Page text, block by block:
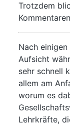
Trotzdem
Nach
Aufsicht
sehr schnell
allem am
worum es
Lehrkräfte,